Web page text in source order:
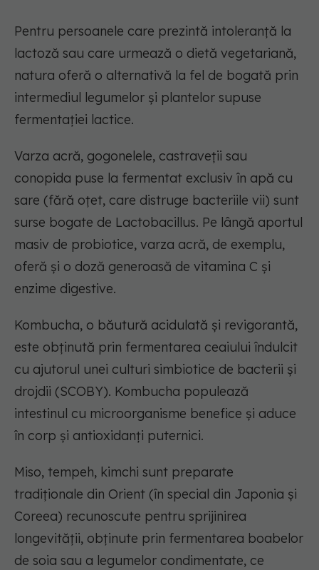
Pentru persoanele care prezintă intoleranță la
lactoză sau care urmează o dietă vegetariană,
natura oferă o alternativă la fel de bogată prin
intermediul legumelor și plantelor supuse
fermentației lactice.
Varza acră, gogonelele, castraveții sau
conopida puse la fermentat exclusiv în apă cu
sare (fără oțet, care distruge bacteriile vii) sunt
surse bogate de Lactobacillus. Pe lângă aportul
masiv de probiotice, varza acră, de exemplu,
oferă și o doză generoasă de vitamina C și
enzime digestive.
Kombucha, o băutură acidulată și revigorantă,
este obținută prin fermentarea ceaiului îndulcit
cu ajutorul unei culturi simbiotice de bacterii și
drojdii (SCOBY). Kombucha populează
intestinul cu microorganisme benefice și aduce
în corp și antioxidanți puternici.
Miso, tempeh, kimchi sunt preparate
tradiționale din Orient (în special din Japonia și
Coreea) recunoscute pentru sprijinirea
longevității, obținute prin fermentarea boabelor
de soia sau a legumelor condimentate, ce